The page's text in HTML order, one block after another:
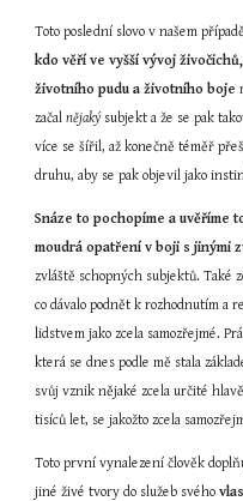
Toto poslední slovo v našem
kdo věří ve vyšší vývoj
životního pudu a životního boje
začal nějaký subjekt a že se pak
více se šířil, až konečně téměř
druhu, aby se pak objevil jako
Snáze to pochopíme a uvěříme
moudrá opatření v boji s jinými
zvláště schopných subjektů. Také
co dávalo podnět k rozhodnutím a
lidstvem jako zcela samozřejmé.
která se dnes podle mě stala
svůj vznik nějaké zcela určité
tisíců let, se jakožto zcela
Toto první vynalezení člověk
jiné živé tvory do služeb svého